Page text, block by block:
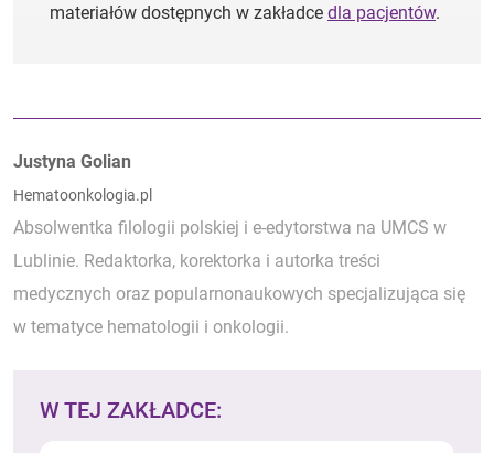
materiałów dostępnych w zakładce dla pacjentów.
Autorzy:
Justyna Golian
Hematoonkologia.pl
Absolwentka filologii polskiej i e-edytorstwa na UMCS w
Lublinie. Redaktorka, korektorka i autorka treści
medycznych oraz popularnonaukowych specjalizująca się
w tematyce hematologii i onkologii.
W TEJ ZAKŁADCE: